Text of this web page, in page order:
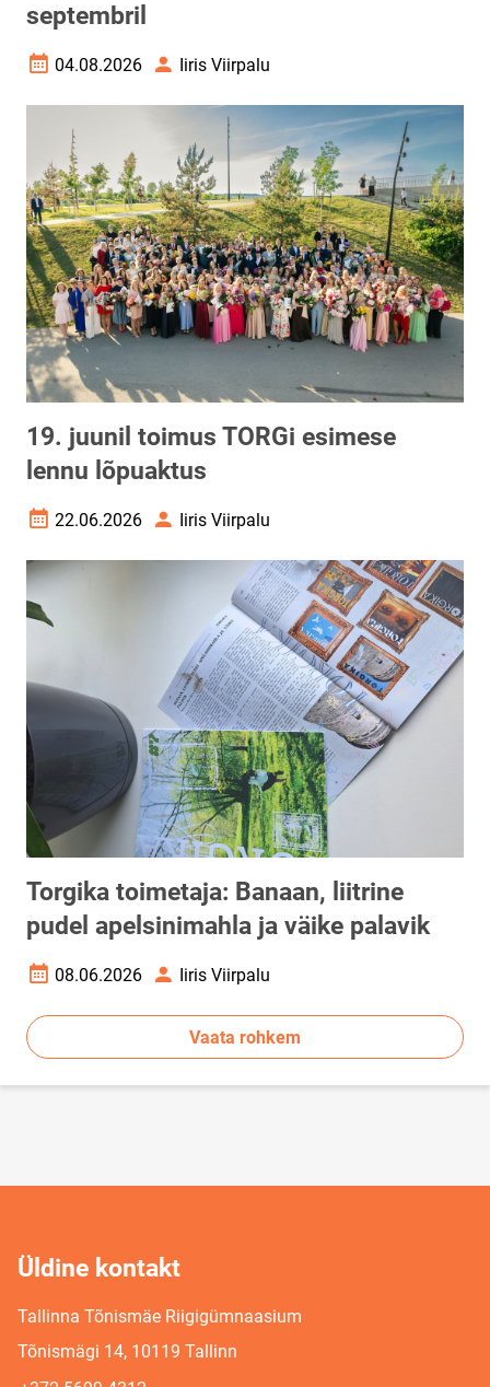
septembril
Loomise kuupäev
04.08.2026 AutorIiris Viirpalu
19. juunil toimus TORGi esimese
lennu lõpuaktus
Loomise kuupäev
22.06.2026 AutorIiris Viirpalu
Torgika toimetaja: Banaan, liitrine
pudel apelsinimahla ja väike palavik
Loomise kuupäev
08.06.2026 AutorIiris Viirpalu
Vaata rohkem
Üldine kontakt
Tallinna Tõnismäe Riigigümnaasium
Tõnismägi 14, 10119 Tallinn